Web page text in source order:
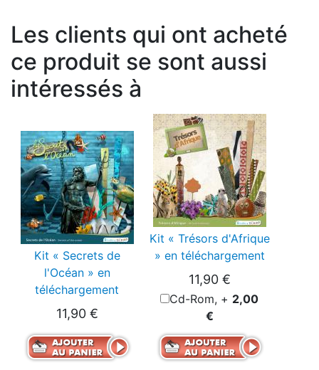
Les clients qui ont acheté
ce produit se sont aussi
intéressés à
Kit « Secrets de
l'Océan » en
téléchargement
11,90 €
Kit « Trésors d'Afrique
» en téléchargement
11,90 €
Cd-Rom, + 2,00
€